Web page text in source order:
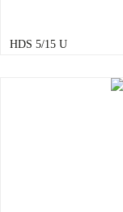
HDS 5/15 U